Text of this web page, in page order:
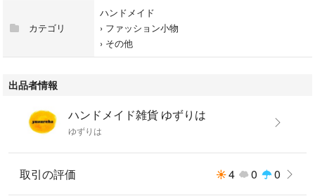
カテゴリ
ハンドメイド
› ファッション小物
› その他
出品者情報
ハンドメイド雑貨 ゆずりは
ゆずりは
取引の評価 4 0 0